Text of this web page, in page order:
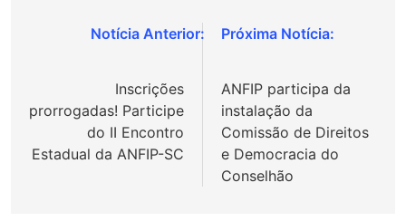
Navegação
Post
Inscrições
prorrogadas! Participe
do II Encontro
Estadual da ANFIP-SC
ANFIP participa da
instalação da
Comissão de Direitos
e Democracia do
Conselhão